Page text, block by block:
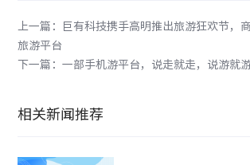
上一篇：巨有科技携手高明推出旅游狂欢节，
旅游平台
下一篇：一部手机游平台，说走就走，说游就
相关新闻推荐